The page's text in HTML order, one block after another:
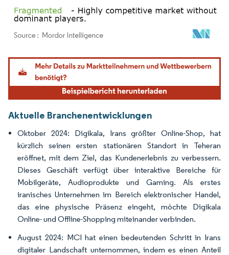
Bild © Mordor Intelligence. Wiederverwendung erfordert Namensnennung gemäß
Aktuelle Branchenentwicklungen
Oktober 2024: Digikala, Irans größter Online-Shop, hat
kürzlich seinen ersten stationären Standort in Teheran
eröffnet, mit dem Ziel, das Kundenerlebnis zu verbessern.
Dieses Geschäft verfügt über interaktive Bereiche für
Mobilgeräte, Audioprodukte und Gaming. Als erstes
iranisches Unternehmen im Bereich elektronischer Handel,
das eine physische Präsenz eingeht, möchte Digikala
Online- und Offline-Shopping miteinander verbinden.
August 2024: MCI hat einen bedeutenden Schritt in Irans
digitaler Landschaft unternommen, indem es einen Anteil